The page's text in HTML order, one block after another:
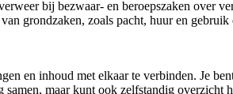
bij bezwaar- en beroepszaken over
grondzaken, zoals pacht, huur en gebruik
en inhoud met elkaar te verbinden. Je
samen, maar kunt ook zelfstandig